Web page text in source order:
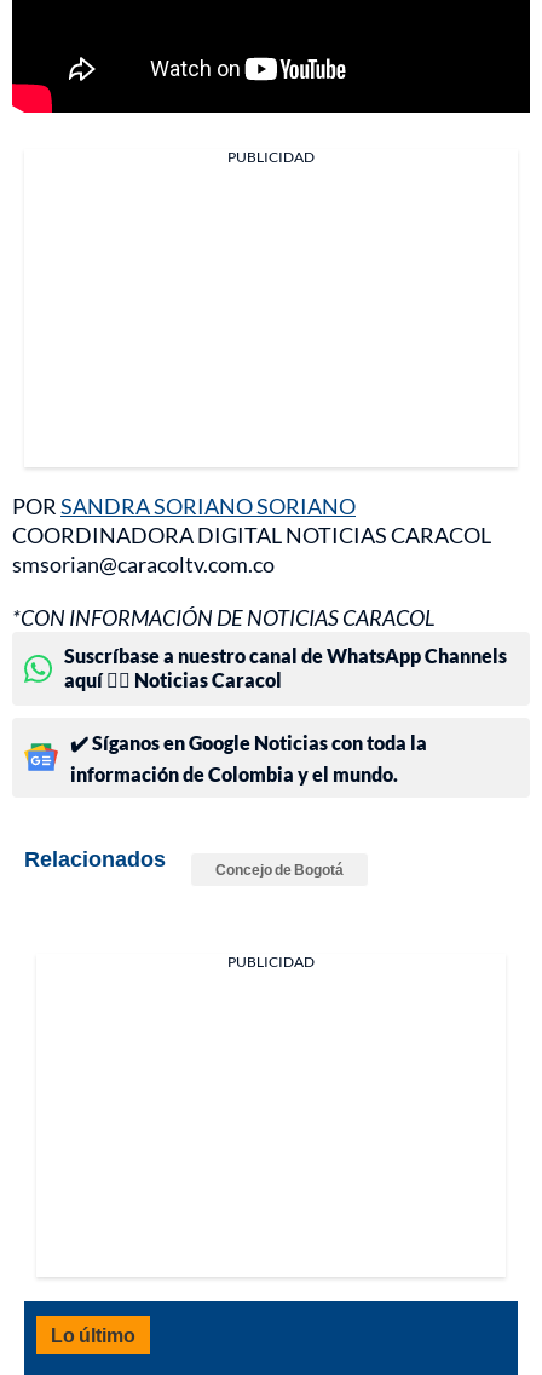
PUBLICIDAD
PORSANDRA SORIANO SORIANO
COORDINADORA DIGITAL NOTICIAS CARACOL
smsorian@caracoltv.com.co
*CON INFORMACIÓN DE NOTICIAS CARACOL
Suscríbase a nuestro canal de WhatsApp Channels
aquí 👉🏻 Noticias Caracol
✔️ Síganos en Google Noticias con toda la
información de Colombia y el mundo.
Relacionados Concejo de Bogotá
PUBLICIDAD
Lo último